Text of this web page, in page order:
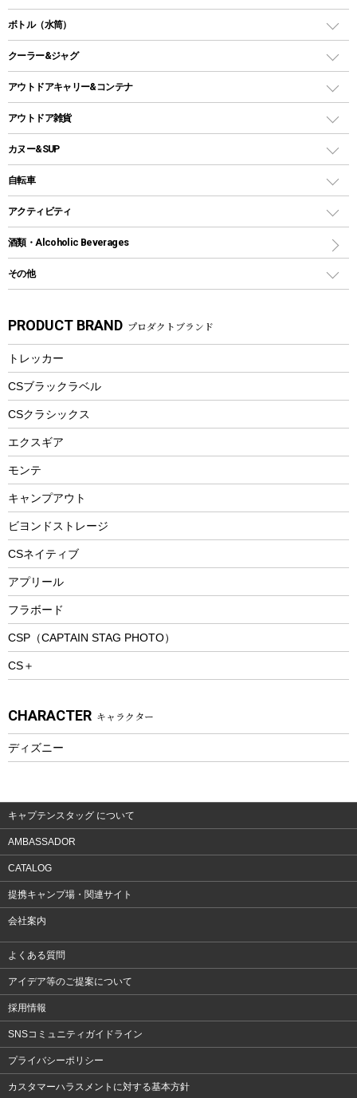
スクエアタープ（レクタタープ）
メッシュタープ
自立式タープ
パラソル
テントアクセサリー
ペグ
グランドシート
ガイドロープ
ツール
LEDライト
ヘッドライト
キャンドル
ガス缶
ガストーチ、ライター
焚き火台タイプ（ロースタイル）グリル
卓上タイプグリル
パーティータイプグリル
鉄板、アミ
焚き火台&ストーブ
火起こし
バーベキューツール
ダッチオーブン
ホットサンドメーカー
クッカーセット
シェラカップ
クッキングツール
ナイフ
カトラリー
マグカップ、カップ
ステンレスボトル
フードボトル
トレー
ランチョンマット
ランチボックス
ボトル（水筒）
ステンレスボトル
コップ付きタイプ
ワンタッチタイプ
プラスチックボトル
ディズニーボトル
クーラー&ジャグ
クーラーボックス
クーラーバッグ
ウォータージャグ
保冷剤
アウトドアキャリー&コンテナ
アウトドアキャリー
アウトドア雑貨
バックパック&バッグ
リュック、バックパック
トートバッグ、サコッシュ
ショッピングキャリー
その他アウトドア雑貨
スプレー関係
ツール、他
カヌー&SUP
インフレータブル
カヤック
パドル
ヘルメット
エアーポンプ
アクセサリー
自転車
折りたたみ自転車
スポーツサイクル
シティサイクル
自転車ウェア
アクティビティ
マリン
ラッシュガード
パラソル
フローティングベスト
ヘルメット
エアーポンプ
ビーチテント
ウィンター
スノーシュー
防寒ウェア
トレッキング
トレッキングアクセサリー
プレイグッズ
ウェルネス
ウェア、タオル
ウェア
酒類・Alcoholic Beverages
その他
湯たんぽ
防災用品
PRODUCT BRAND プロダクトブランド
トレッカー
CSブラックラベル
CSクラシックス
エクスギア
モンテ
キャンプアウト
ビヨンドストレージ
CSネイティブ
アプリール
フラボード
CSP（CAPTAIN STAG PHOTO）
CS＋
CHARACTER キャラクター
ディズニー
キャプテンスタッグ について
AMBASSADOR
CATALOG
提携キャンプ場・関連サイト
会社案内
よくある質問
アイデア等のご提案について
採用情報
SNSコミュニティガイドライン
プライバシーポリシー
カスタマーハラスメントに対する基本方針